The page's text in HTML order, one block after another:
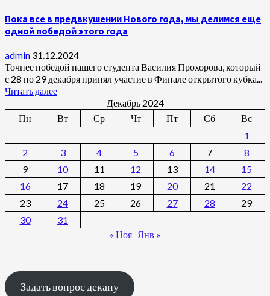
Пока все в предвкушении Нового года, мы делимся еще
одной победой этого года
admin 31.12.2024
Точнее победой нашего студента Василия Прохорова, который
с 28 по 29 декабря принял участие в Финале открытого кубка...
Читать далее
Декабрь 2024
Пн
Вт Ср Чт Пт Сб
Вс
1
2
3 4 5 6 7
8
9
10 11 12 13 14
15
16
17 18 19 20 21
22
23
24 25 26 27 28
29
30
31
« Ноя Янв »
Задать вопрос декану